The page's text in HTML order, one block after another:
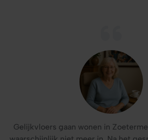
Gelijkvloers gaan wonen in